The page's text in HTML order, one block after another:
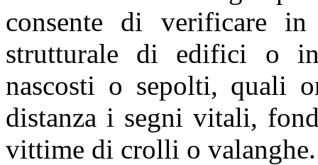
consente di verificare
strutturale di edifici o
nascosti o sepolti, quali
distanza i segni vitali,
vittime di crolli o valanghe.